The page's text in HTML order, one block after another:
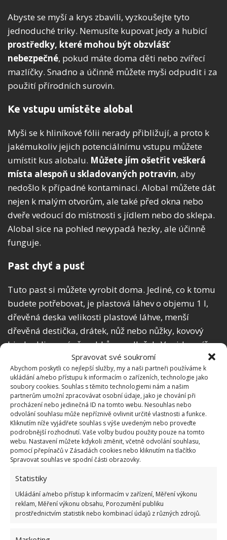
Spravovat své soukromí
Abychom poskytli co nejlepší služby, my a naši partneři používáme k
ukládání a/nebo přístupu k informacím o zařízeních, technologie jako
soubory cookies. Souhlas s těmito technologiemi nám a našim
partnerům umožní zpracovávat osobní údaje, jako je chování při
procházení nebo jedinečná ID na tomto webu. Nesouhlas nebo
odvolání souhlasu může nepříznivě ovlivnit určité vlastnosti a funkce.
Kliknutím níže vyjádřete souhlas s výše uvedeným nebo proveďte
podrobnější rozhodnutí. Vaše volby budou použity pouze na tomto
webu. Nastavení můžete kdykoli změnit, včetně odvolání souhlasu,
pomocí přepínačů v Zásadách cookies nebo kliknutím na tlačítko
Spravovat souhlas ve spodní části obrazovky.
Statistiky
Ukládání a/nebo přístup k informacím v zařízení, Měření výkonu
reklam, Měření výkonu obsahu, Porozumění publiku
prostřednictvím statistik nebo kombinací údajů z různých zdrojů.
Abyste se myší a krys zbavili, vyzkoušejte tyto
jednoduché triky. Nemusíte kupovat jedy a hubicí
prostředky, které mohou být obzvlášť
nebezpečné, pokud máte doma děti nebo zvířecí
mazlíčky. Snadno a účinně můžete myši odpudit i za
použití přírodních surovin.
Ke vstupu umístěte alobal
Myši se k hliníkové fólii nerady přibližují, a proto k
jakémukoliv jejich potenciálnímu vstupu můžete
umístit kus alobalu. Můžete jím ošetřit veškerá
místa alespoň u skladovaných potravin, aby
nedošlo k případné kontaminaci. Alobal můžete dát
nejen k malým otvorům, ale také před okna nebo
dveře vedoucí do místnosti s jídlem nebo do sklepa.
Alobal sice na pohled nevypadá hezky, ale účinně
funguje.
Past chyť a pusť
Tuto past si můžete vyrobit doma. Jediné, co k tomu
budete potřebovat, je plastová láhev o objemu 1 l,
dřevěná deska velikosti plastové láhve, menší
dřevěná destička, drátek, nůž nebo nůžky, kovový
binder klip a pár šroubků a podložek. Ve videu níže
pak naleznete celý postup přípravy.